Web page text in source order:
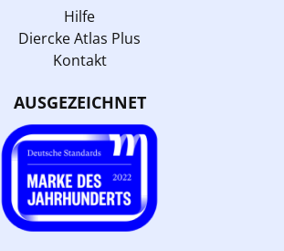
Hilfe
Diercke Atlas Plus
Kontakt
AUSGEZEICHNET